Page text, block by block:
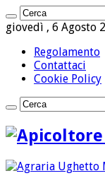
giovedì , 6 Agosto
Regolamento
Contattaci
Cookie Policy